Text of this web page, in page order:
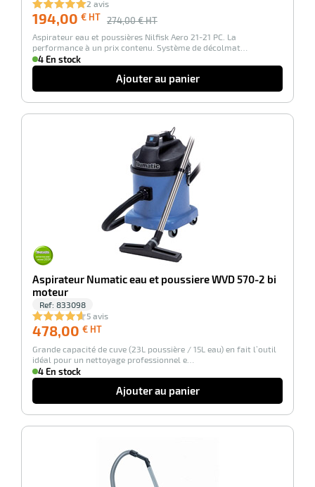
2 avis
194,00 € HT 274,00 € HT
Aspirateur eau et poussières Nilfisk Aero 21-21 PC. La
performance à un prix contenu. Système de décolmat…
4 En stock
Ajouter au panier
Aspirateur Numatic eau et poussiere WVD 570-2 bi
moteur
Ref: 833098
5 avis
478,00 € HT
HT
Grande capacité de cuve (23L poussière / 15L eau) en fait l’outil
idéal pour un nettoyage professionnel e…
4 En stock
Ajouter au panier